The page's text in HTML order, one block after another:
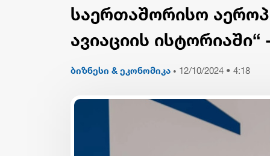
საერთაშორისო
ავიაციის
ბიზნესი & ეკონომიკა • 12/10/2024 • 4:18